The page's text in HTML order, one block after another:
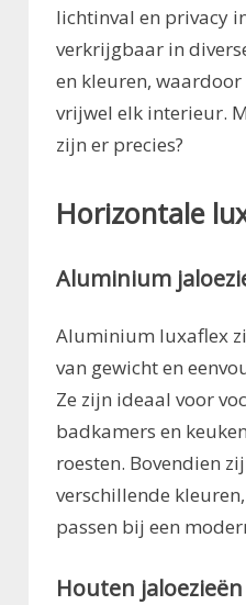
lichtinval en privacy
verkrijgbaar in
en kleuren,
vrijwel elk interieur.
zijn er precies?
Horizontale
Aluminium
Aluminium luxaflex
van gewicht en
Ze zijn ideaal voor
badkamers en
roesten. Bovendien
verschillende
passen bij een
Houten jaloezieën